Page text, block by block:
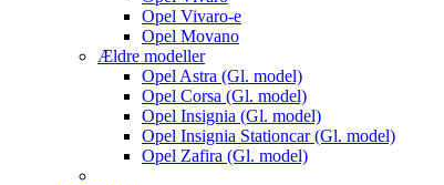
Opel Vivaro-e
Opel Movano
Ældre modeller
Opel Astra (Gl. model)
Opel Corsa (Gl. model)
Opel Insignia (Gl. model)
Opel Insignia Stationcar (Gl. model)
Opel Zafira (Gl. model)